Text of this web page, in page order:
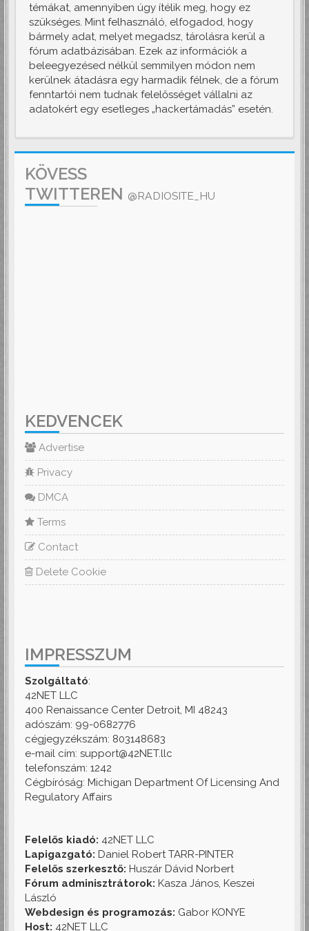
témákat, amennyiben úgy ítélik meg, hogy ez
szükséges. Mint felhasználó, elfogadod, hogy
bármely adat, melyet megadsz, tárolásra kerül a
fórum adatbázisában. Ezek az információk a
beleegyezésed nélkül semmilyen módon nem
kerülnek átadásra egy harmadik félnek, de a fórum
fenntartói nem tudnak felelősséget vállalni az
adatokért egy esetleges „hackertámadás” esetén.
KÖVESS
TWITTEREN @RADIOSITE_HU
KEDVENCEK
Advertise
Privacy
DMCA
Terms
Contact
Delete Cookie
IMPRESSZUM
Szolgáltató:
42NET LLC
400 Renaissance Center Detroit, MI 48243
adószám: 99-0682776
cégjegyzékszám: 803148683
e-mail cím: support@42NET.llc
telefonszám: 1242
Cégbíróság: Michigan Department Of Licensing And
Regulatory Affairs
Felelős kiadó: 42NET LLC
Lapigazgató: Daniel Robert TARR-PINTER
Felelős szerkesztő: Huszár Dávid Norbert
Fórum adminisztrátorok: Kasza János, Keszei
László
Webdesign és programozás: Gabor KONYE
Host: 42NET LLC